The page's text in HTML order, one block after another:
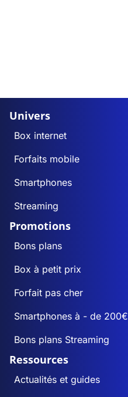
Univers
Box internet
Forfaits mobile
Smartphones
Streaming
Promotions
Bons plans
Box à petit prix
Forfait pas cher
Smartphones à - de 200€
Bons plans Streaming
Ressources
Actualités et guides